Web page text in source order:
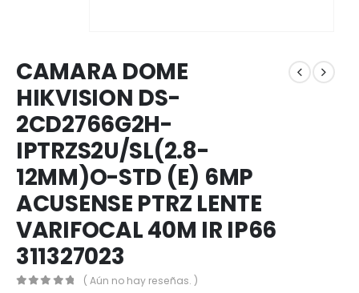
CAMARA DOME
HIKVISION DS-
2CD2766G2H-
IPTRZS2U/SL(2.8-
12MM)O-STD (E) 6MP
ACUSENSE PTRZ LENTE
VARIFOCAL 40M IR IP66
311327023
( Aún no hay reseñas. )